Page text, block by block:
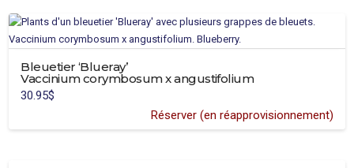
variations.
Les
options
peuvent
Bleuetier ‘Blueray’
Vaccinium corymbosum x angustifolium
30.95$
Réserver (en réapprovisionnement)